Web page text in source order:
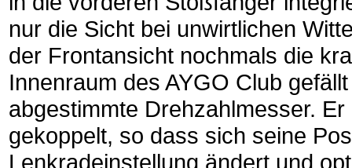
nur die Sicht bei unwirtlichen
der Frontansicht nochmals die
Innenraum des AYGO Club
abgestimmte Drehzahlmesser.
gekoppelt, so dass sich seine
Lenkradeinstellung ändert und